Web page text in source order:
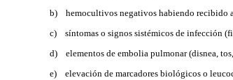
b) hemocultivos negativos habiendo recibido
c) síntomas o signos sistémicos de infección
d) elementos de embolia pulmonar (disnea,
e) elevación de marcadores biológicos o